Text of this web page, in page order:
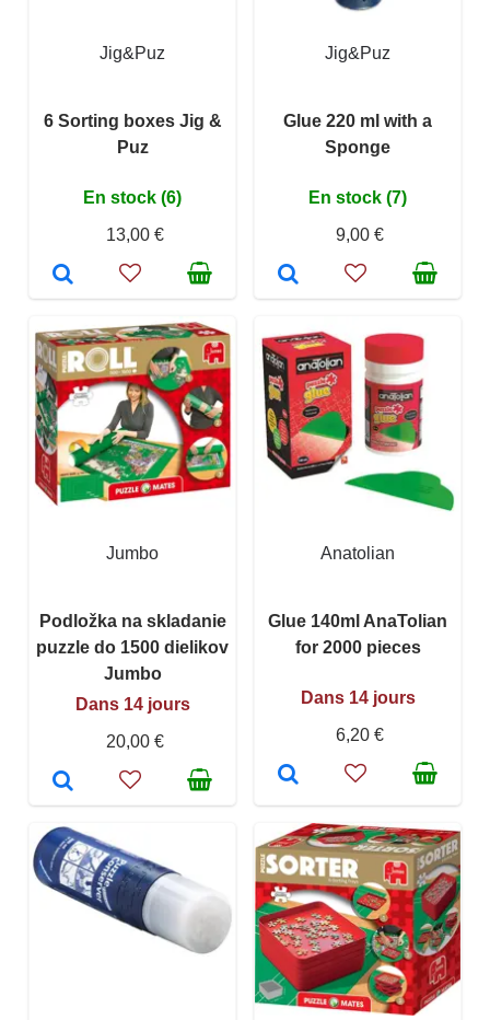
Jig&Puz
6 Sorting boxes Jig &
Puz
En stock (6)
13,00 €
Jig&Puz
Glue 220 ml with a
Sponge
En stock (7)
9,00 €
Jumbo
Podložka na skladanie
puzzle do 1500 dielikov
Jumbo
Dans 14 jours
20,00 €
Anatolian
Glue 140ml AnaTolian
for 2000 pieces
Dans 14 jours
6,20 €